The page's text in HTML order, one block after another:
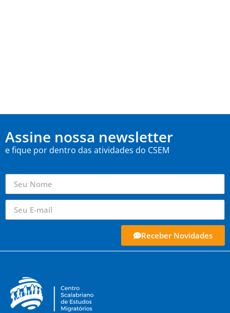
Assine nossa newsletter
e fique por dentro das atividades do CSEM
Receber Novidades